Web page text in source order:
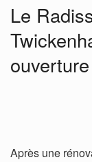
Le
Après une